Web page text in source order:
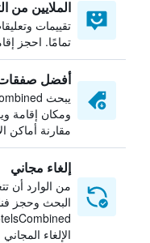
الملايين من
تقييمات
تمامًا. احجز
أفضل صفقات
ومكان إقامة
مقارنة أماكن
إلغاء مجاني
من الوارد أن
البحث وحجز
الإلغاء المجاني